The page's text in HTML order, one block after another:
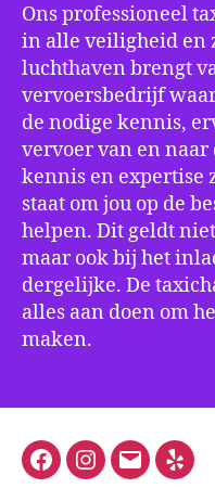
Ons professioneel
in alle veiligheid en
luchthaven brengt
vervoersbedrijf
de nodige kennis,
vervoer van en naar
kennis en expertise
staat om jou op de
helpen. Dit geldt
maar ook bij het
dergelijke. De
alles aan doen om
maken.
FacebookInstagram
E-
Yelp